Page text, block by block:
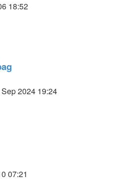
18:52
2024 19:24
07:21